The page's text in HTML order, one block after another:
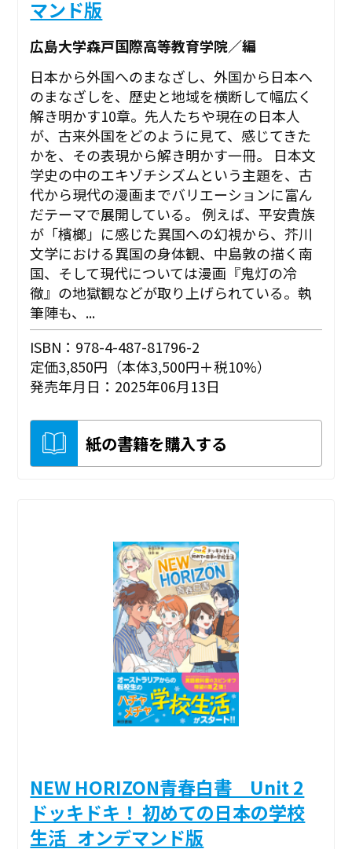
マンド版
広島大学森戸国際高等教育学院／編
日本から外国へのまなざし、外国から日本へ
のまなざしを、歴史と地域を横断して幅広く
解き明かす10章。先人たちや現在の日本人
が、古来外国をどのように見て、感じてきた
かを、その表現から解き明かす一冊。 日本文
学史の中のエキゾチシズムという主題を、古
代から現代の漫画までバリエーションに富ん
だテーマで展開している。 例えば、平安貴族
が「檳榔」に感じた異国への幻視から、芥川
文学における異国の身体観、中島敦の描く南
国、そして現代については漫画『鬼灯の冷
徹』の地獄観などが取り上げられている。執
筆陣も、...
ISBN：978-4-487-81796-2
定価3,850円（本体3,500円＋税10%）
発売年月日：2025年06月13日
紙の書籍を購入する
NEW HORIZON青春白書 Unit 2
ドッキドキ！ 初めての日本の学校
生活_オンデマンド版